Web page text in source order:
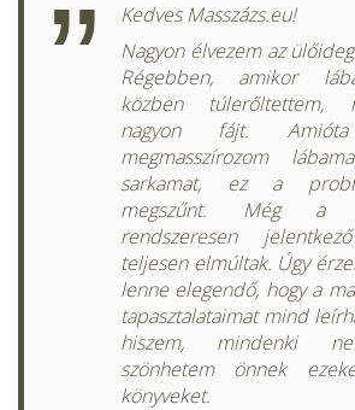
Kedves Masszázs.eu!
Nagyon élvezem az
Régebben, ami­kor
közben túlerőltettem,
nagyon fájt. Amióta
megmasszírozom
sarkamat, ez a
megszűnt. Még a
rendszeresen
teljesen elmúltak. Úgy
lenne ele­gendő, hogy a
tapasztalataimat mind
hiszem, mindenki
szönhetem önnek
könyveket.